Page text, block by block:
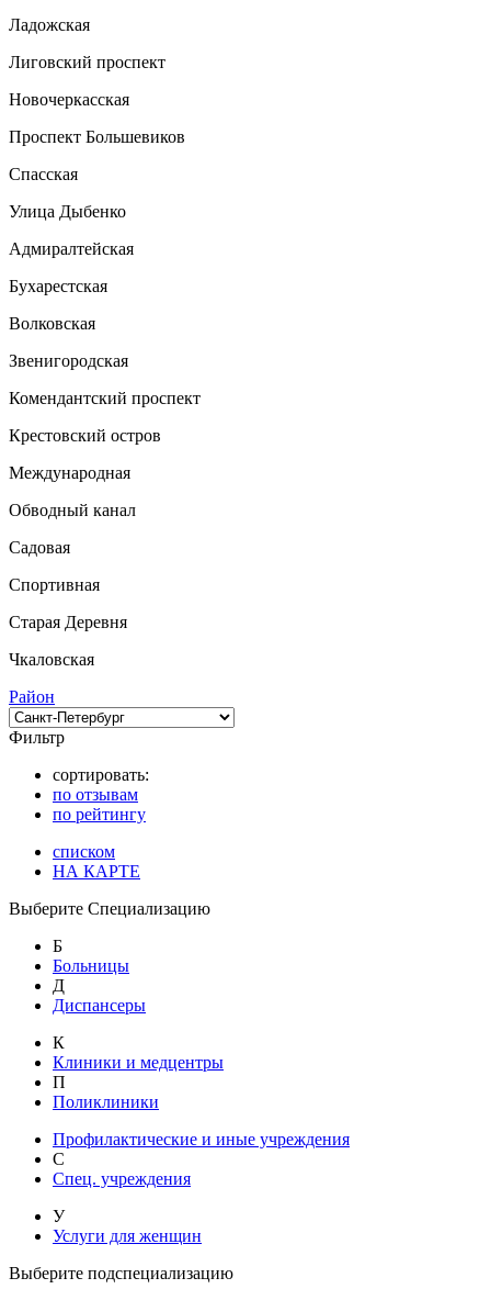
Ладожская
Лиговский проспект
Новочеркасская
Проспект Большевиков
Спасская
Улица Дыбенко
Адмиралтейская
Бухарестская
Волковская
Звенигородская
Комендантский проспект
Крестовский остров
Международная
Обводный канал
Садовая
Спортивная
Старая Деревня
Чкаловская
Район
Фильтр
сортировать:
по отзывам
по рейтингу
списком
НА КАРТЕ
Выберите Специализацию
Б
Больницы
Д
Диспансеры
К
Клиники и медцентры
П
Поликлиники
Профилактические и иные учреждения
С
Спец. учреждения
У
Услуги для женщин
Выберите подспециализацию